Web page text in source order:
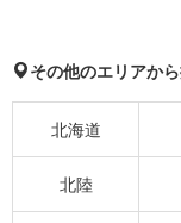
その他のエリアか
北海道
北陸